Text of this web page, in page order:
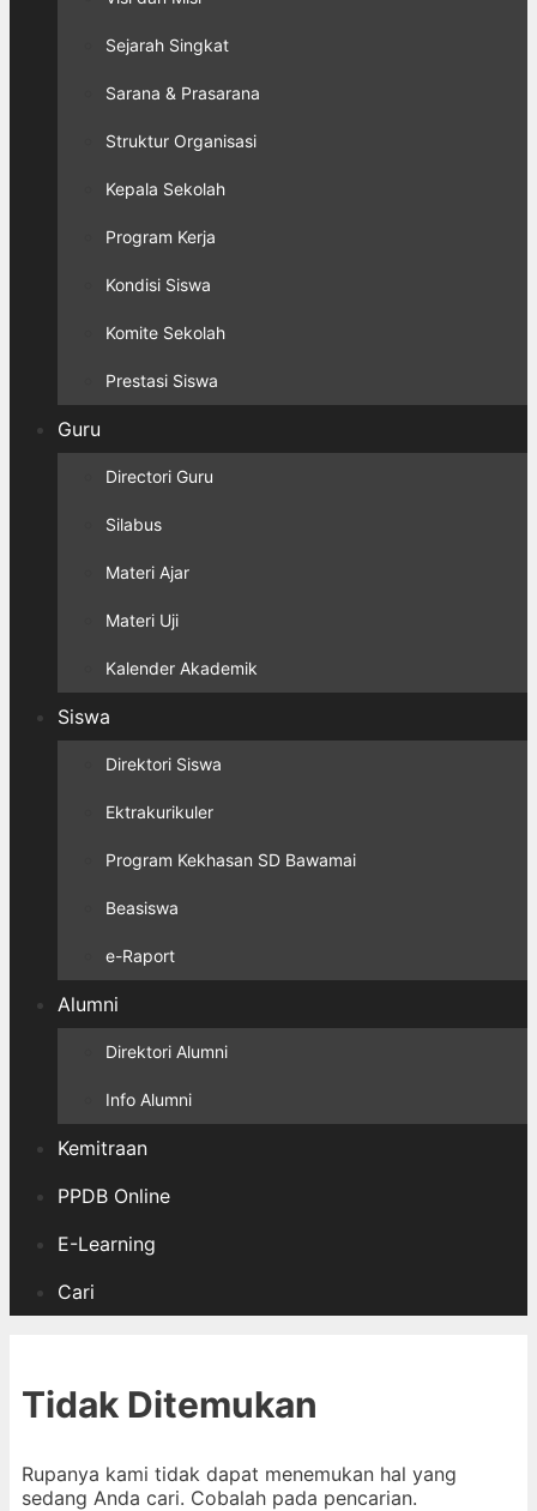
Sejarah Singkat
Sarana & Prasarana
Struktur Organisasi
Kepala Sekolah
Program Kerja
Kondisi Siswa
Komite Sekolah
Prestasi Siswa
Guru
Directori Guru
Silabus
Materi Ajar
Materi Uji
Kalender Akademik
Siswa
Direktori Siswa
Ektrakurikuler
Program Kekhasan SD Bawamai
Beasiswa
e-Raport
Alumni
Direktori Alumni
Info Alumni
Kemitraan
PPDB Online
E-Learning
Cari
Tidak Ditemukan
Rupanya kami tidak dapat menemukan hal yang
sedang Anda cari. Cobalah pada pencarian.